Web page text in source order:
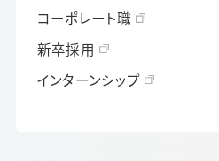
コーポレート職
新卒採用
インターンシップ